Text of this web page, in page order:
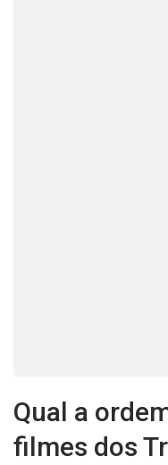
Qual a
filmes dos